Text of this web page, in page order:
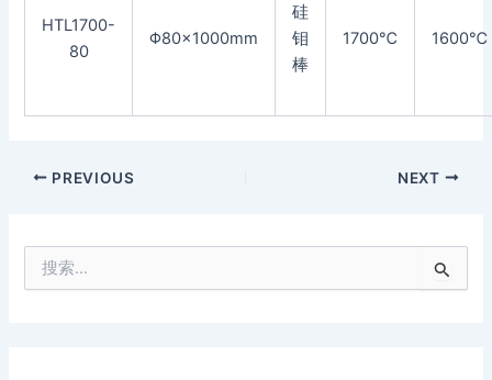
HTL1700-
80
Φ80×1000mm
硅
钼
棒
1700℃ 1600℃
PREVIOUS NEXT